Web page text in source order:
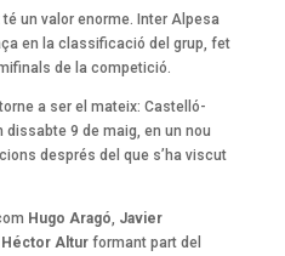
un valor enorme. Inter Alpesa
en la classificació del grup, fet
de la competició.
a ser el mateix: Castelló-
dissabte 9 de maig, en un nou
després del que s’ha viscut
Hugo Aragó, Javier
Héctor Alturformant part del